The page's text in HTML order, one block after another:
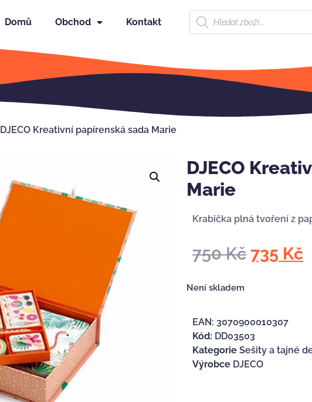
Domů Obchod Kontakt
DJECO Kreativní papírenská sada Marie
DJECO
Marie
Krabička plná tvoření z
750Kč 735 Kč
Není skladem
EAN: 3070900010307
Kód: DD03503
Kategorie Sešity a tajné
Výrobce DJECO